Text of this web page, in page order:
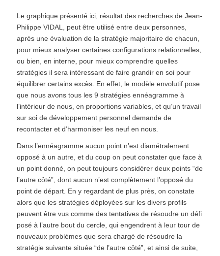
Le graphique présenté ici, résultat des recherches de Jean-
Philippe VIDAL, peut être utilisé entre deux personnes,
après une évaluation de la stratégie majoritaire de chacun,
pour mieux analyser certaines configurations relationnelles,
ou bien, en interne, pour mieux comprendre quelles
stratégies il sera intéressant de faire grandir en soi pour
équilibrer certains excès. En effet, le modèle envolutif pose
que nous avons tous les 9 stratégies ennéagramme à
l’intérieur de nous, en proportions variables, et qu’un travail
sur soi de développement personnel demande de
recontacter et d’harmoniser les neuf en nous.
Dans l’ennéagramme aucun point n’est diamétralement
opposé à un autre, et du coup on peut constater que face à
un point donné, on peut toujours considérer deux points “de
l’autre côté”, dont aucun n’est complètement l’opposé du
point de départ. En y regardant de plus près, on constate
alors que les stratégies déployées sur les divers profils
peuvent être vus comme des tentatives de résoudre un défi
posé à l’autre bout du cercle, qui engendrent à leur tour de
nouveaux problèmes que sera chargé de résoudre la
stratégie suivante située “de l’autre côté”, et ainsi de suite,